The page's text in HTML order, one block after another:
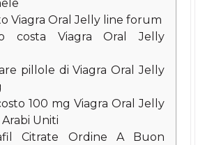
Viagra Oral Jelly line forum
costa Viagra Oral Jelly
pillole di Viagra Oral Jelly
100 mg Viagra Oral Jelly
Arabi Uniti
Citrate Ordine A Buon